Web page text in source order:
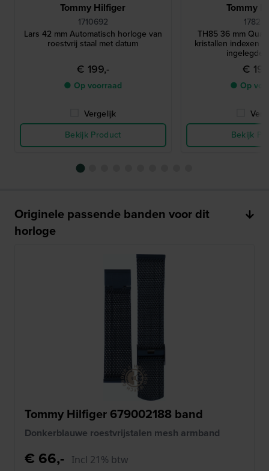
Tommy Hilfiger
1710692
Lars 42 mm Automatisch horloge van
roestvrij staal met datum
€ 199,-
● Op voorraad
Vergelijk
Bekijk Product
Tommy
TH85 36 mm
kristallen indexen
ingelegde
€
● Op
Bekijk
Originele passende banden voor dit
horloge
Tommy Hilfiger 679002188 band
Donkerblauwe roestvrijstalen mesh armband
€ 66,- Incl 21% btw